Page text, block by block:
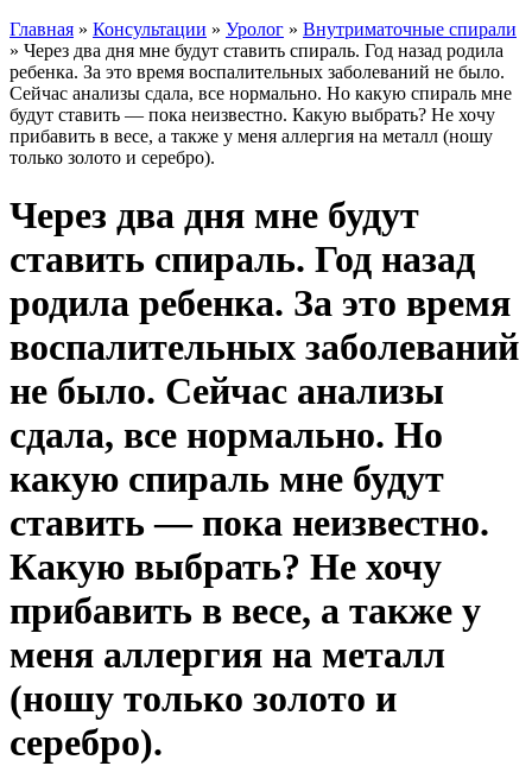
Главная » Консультации » Уролог » Внутриматочные спирали
» Через два дня мне будут ставить спираль. Год назад родила
ребенка. За это время воспалительных заболеваний не было.
Сейчас анализы сдала, все нормально. Но какую спираль мне
будут ставить — пока неизвестно. Какую выбрать? Не хочу
прибавить в весе, а также у меня аллергия на металл (ношу
только золото и серебро).
Через два дня мне будут
ставить спираль. Год назад
родила ребенка. За это время
воспалительных заболеваний
не было. Сейчас анализы
сдала, все нормально. Но
какую спираль мне будут
ставить — пока неизвестно.
Какую выбрать? Не хочу
прибавить в весе, а также у
меня аллергия на металл
(ношу только золото и
серебро).